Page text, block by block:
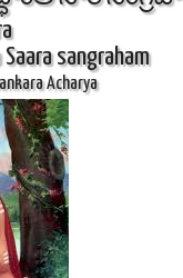
sangraham
Acharya